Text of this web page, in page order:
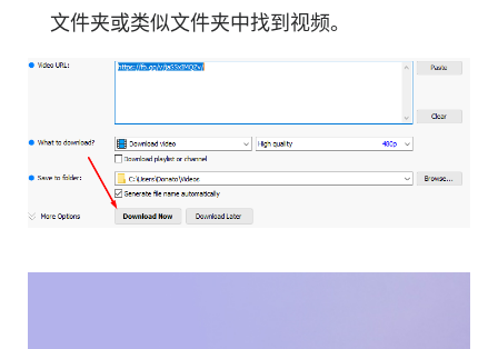
文件夹或类似文件夹中找到视频。